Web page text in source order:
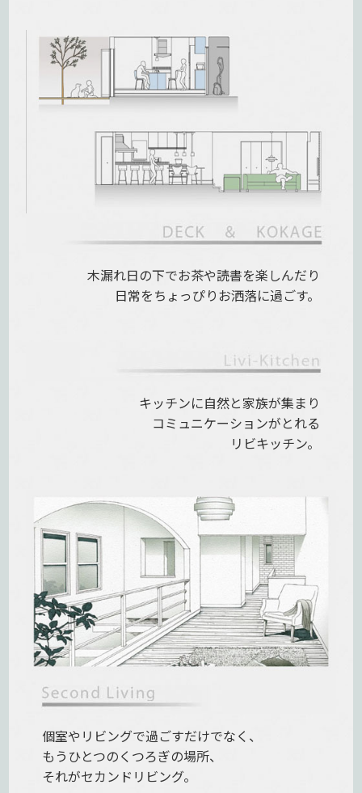
木漏れ日の下でお茶や読書を楽しんだり
日常をちょっぴりお洒落に過ごす。
キッチンに自然と家族が集まり
コミュニケーションがとれる
リビキッチン。
個室やリビングで過ごすだけでなく、
もうひとつのくつろぎの場所、
それがセカンドリビング。